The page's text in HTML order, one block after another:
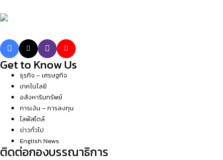
Get to Know Us
ธุรกิจ – เศรษฐกิจ
เทคโนโลยี
อสังหาริมทรัพย์
การเงิน – การลงทุน
ไลฟ์สไตล์
ข่าวทั่วไป
English News
ติดต่อกองบรรณาธิการ